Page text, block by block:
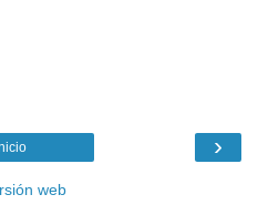
›
web